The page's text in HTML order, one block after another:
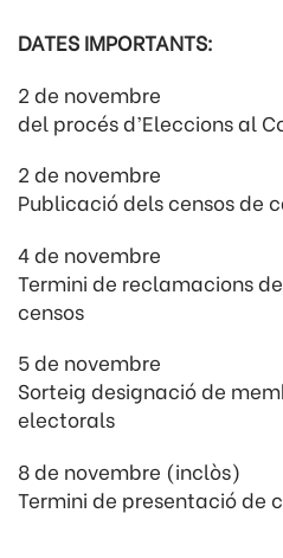
DATES IMPORTANTS:
2 de
del procés
2 de
Publicació dels censos de
4 de
Termini de reclamacions
censos
5 de
Sorteig designació de
electorals
8 de
Termini de presentació de